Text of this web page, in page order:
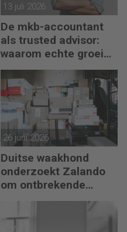
13 juli 2026
De mkb-accountant
als trusted advisor:
waarom echte groei
begint met reflectie
26 juni 2026
Duitse waakhond
onderzoekt Zalando
om ontbrekende
transactie in